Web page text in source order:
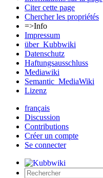
Citer cette page
Chercher les propriétés
=>Info
Impressum
über_Kubbwiki
Datenschutz
Haftungsausschluss
Mediawiki
Semantic_MediaWiki
Lizenz
français
Discussion
Contributions
Créer un compte
Se connecter